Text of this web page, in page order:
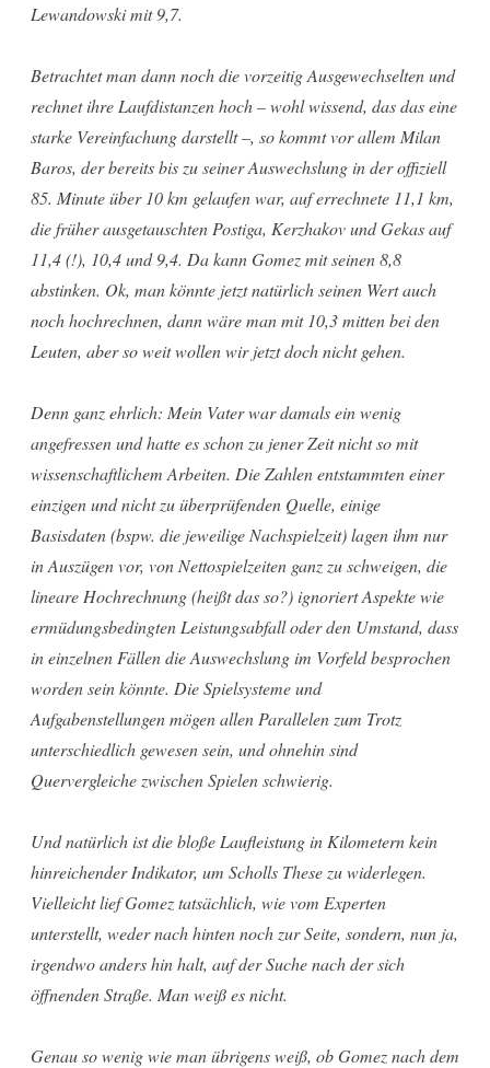
Lewandowski mit 9,7.
Betrachtet man dann noch die vorzeitig Ausgewechselten und
rechnet ihre Laufdistanzen hoch – wohl wissend, das das eine
starke Vereinfachung darstellt –, so kommt vor allem Milan
Baros, der bereits bis zu seiner Auswechslung in der offiziell
85. Minute über 10 km gelaufen war, auf errechnete 11,1 km,
die früher ausgetauschten Postiga, Kerzhakov und Gekas auf
11,4 (!), 10,4 und 9,4. Da kann Gomez mit seinen 8,8
abstinken. Ok, man könnte jetzt natürlich seinen Wert auch
noch hochrechnen, dann wäre man mit 10,3 mitten bei den
Leuten, aber so weit wollen wir jetzt doch nicht gehen.
Denn ganz ehrlich: Mein Vater war damals ein wenig
angefressen und hatte es schon zu jener Zeit nicht so mit
wissenschaftlichem Arbeiten. Die Zahlen entstammten einer
einzigen und nicht zu überprüfenden Quelle, einige
Basisdaten (bspw. die jeweilige Nachspielzeit) lagen ihm nur
in Auszügen vor, von Nettospielzeiten ganz zu schweigen, die
lineare Hochrechnung (heißt das so?) ignoriert Aspekte wie
ermüdungsbedingten Leistungsabfall oder den Umstand, dass
in einzelnen Fällen die Auswechslung im Vorfeld besprochen
worden sein könnte. Die Spielsysteme und
Aufgabenstellungen mögen allen Parallelen zum Trotz
unterschiedlich gewesen sein, und ohnehin sind
Quervergleiche zwischen Spielen schwierig.
Und natürlich ist die bloße Laufleistung in Kilometern kein
hinreichender Indikator, um Scholls These zu widerlegen.
Vielleicht lief Gomez tatsächlich, wie vom Experten
unterstellt, weder nach hinten noch zur Seite, sondern, nun ja,
irgendwo anders hin halt, auf der Suche nach der sich
öffnenden Straße. Man weiß es nicht.
Genau so wenig wie man übrigens weiß, ob Gomez nach dem